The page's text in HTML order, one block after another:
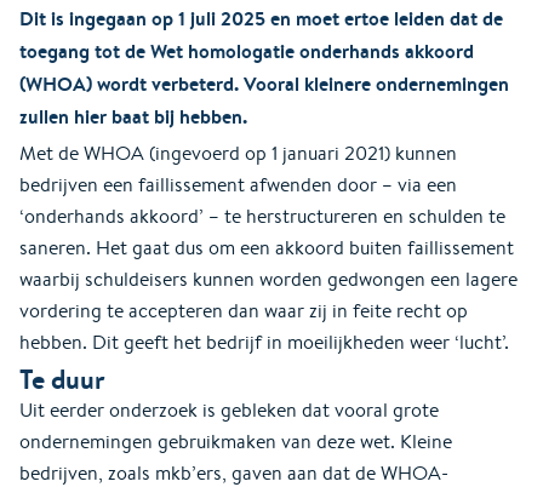
Dit is ingegaan op 1 juli 2025 en moet ertoe leiden dat de
toegang tot de Wet homologatie onderhands akkoord
(WHOA) wordt verbeterd. Vooral kleinere ondernemingen
zullen hier baat bij hebben.
Met de WHOA (ingevoerd op 1 januari 2021) kunnen
bedrijven een faillissement afwenden door – via een
‘onderhands akkoord’ – te herstructureren en schulden te
saneren. Het gaat dus om een akkoord buiten faillissement
waarbij schuldeisers kunnen worden gedwongen een lagere
vordering te accepteren dan waar zij in feite recht op
hebben. Dit geeft het bedrijf in moeilijkheden weer ‘lucht’.
Te duur
Uit eerder onderzoek is gebleken dat vooral grote
ondernemingen gebruikmaken van deze wet. Kleine
bedrijven, zoals mkb’ers, gaven aan dat de WHOA-